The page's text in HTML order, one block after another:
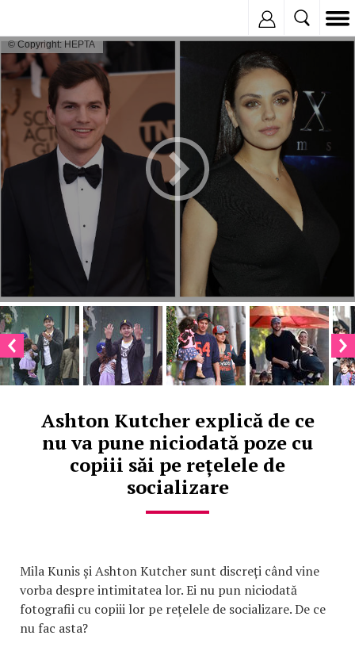
© Copyright: HEPTA
Ashton Kutcher explică de ce
nu va pune niciodată poze cu
copiii săi pe rețelele de
socializare
Mila Kunis și Ashton Kutcher sunt discreți când vine
vorba despre intimitatea lor. Ei nu pun niciodată
fotografii cu copiii lor pe rețelele de socializare. De ce
nu fac asta?